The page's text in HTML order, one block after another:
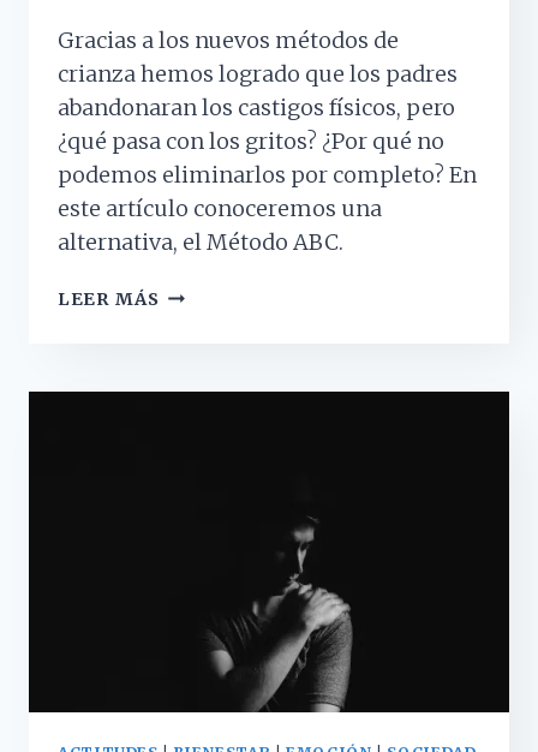
Gracias a los nuevos métodos de
crianza hemos logrado que los padres
abandonaran los castigos físicos, pero
¿qué pasa con los gritos? ¿Por qué no
podemos eliminarlos por completo? En
este artículo conoceremos una
alternativa, el Método ABC.
LEER MÁS EL